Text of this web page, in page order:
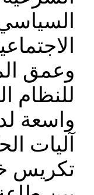
وعمق
للنظام
واسعة
آليات
تكريس